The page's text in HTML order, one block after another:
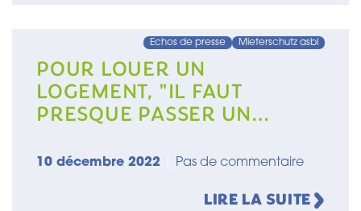
Echos de presse Mieterschutz asbl
POUR LOUER UN
LOGEMENT, "IL FAUT
PRESQUE PASSER UN
10 décembre 2022 Pas de commentaire
LIRE LA SUITE